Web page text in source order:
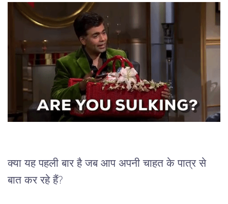
क्या यह पहली बार है जब आप अपनी चाहत के पात्र से
बात कर रहे हैं?